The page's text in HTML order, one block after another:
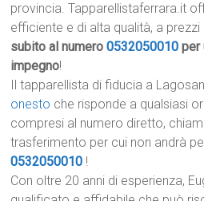
provincia. Tapparellistaferrara.it
efficiente e di alta qualità, a
subito al numero0532050010 per
impegno!
Il tapparellista di fiducia a
onesto che risponde a qualsiasi
compresi al numero diretto,
trasferimento per cui non andrà
0532050010 !
Con oltre 20 anni di esperienza,